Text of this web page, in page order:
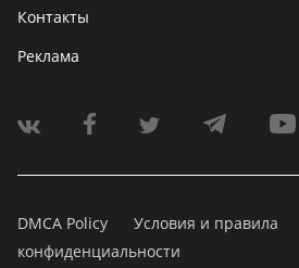
Контакты
Реклама
DMCA Policy Условия и правила
конфиденциальности